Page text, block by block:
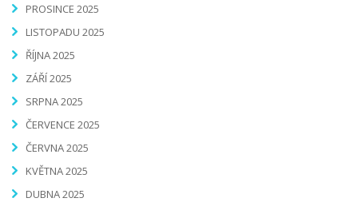
PROSINCE 2025
LISTOPADU 2025
ŘÍJNA 2025
ZÁŘÍ 2025
SRPNA 2025
ČERVENCE 2025
ČERVNA 2025
KVĚTNA 2025
DUBNA 2025